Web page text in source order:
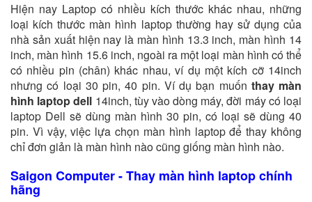
Hiện nay Laptop có nhiều kích thước khác nhau, những
loại kích thước màn hình laptop thường hay sử dụng của
nhà sản xuất hiện nay là màn hình 13.3 inch, màn hình 14
inch, màn hình 15.6 inch, ngoài ra một loại màn hình có thể
có nhiều pin (chân) khác nhau, ví dụ một kích cỡ 14inch
nhưng có loại 30 pin, 40 pin. Ví dụ bạn muốn thay màn
hình laptop dell 14inch, tùy vào dòng máy, đời máy có loại
laptop Dell sẽ dùng màn hình 30 pin, có loại sẽ dùng 40
pin. Vì vậy, việc lựa chọn màn hình laptop để thay không
chỉ đơn giản là màn hình nào cũng giống màn hình nào.
Saigon Computer - Thay màn hình laptop chính
hãng